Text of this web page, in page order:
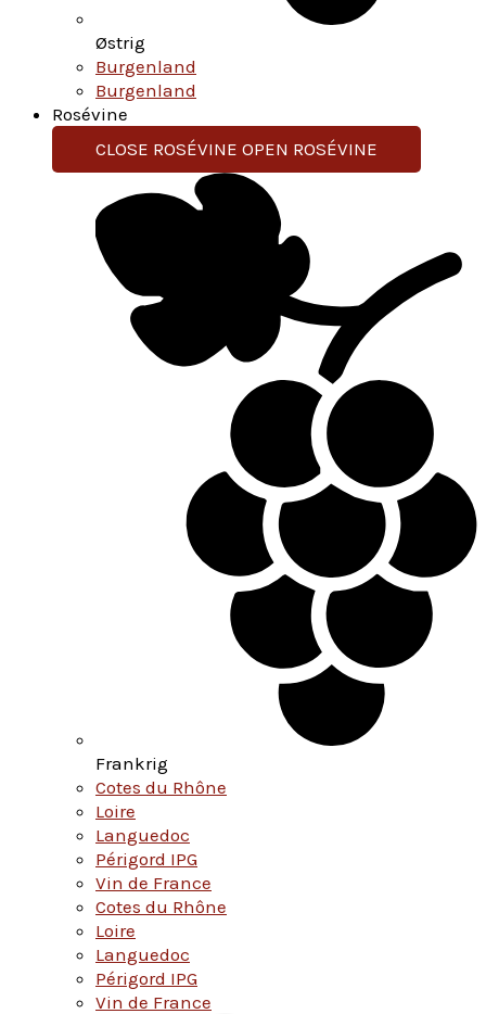
Østrig
Burgenland
Burgenland
Rosévine
CLOSE ROSÉVINE OPEN ROSÉVINE
Frankrig
Cotes du Rhône
Loire
Languedoc
Périgord IPG
Vin de France
Cotes du Rhône
Loire
Languedoc
Périgord IPG
Vin de France